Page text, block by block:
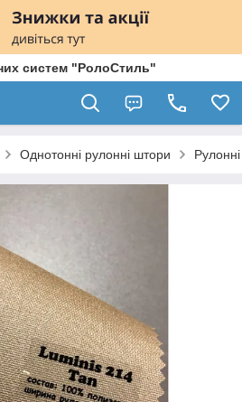
систем "РолоСтиль"
Однотонні рулонні штори